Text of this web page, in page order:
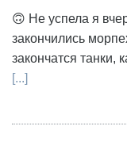
🙃 Не успела я
закончились
закончатся танки,
[...]